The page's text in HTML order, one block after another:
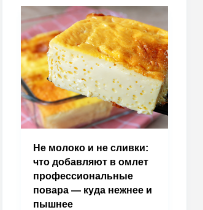
Не молоко и не сливки:
что добавляют в омлет
профессиональные
повара — куда нежнее и
пышнее